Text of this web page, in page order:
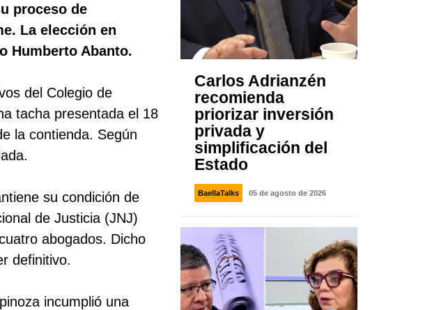
proceso de
La elección en
Humberto Abanto.
del Colegio de
tacha presentada el 18
la contienda. Según
su condición de
de Justicia (JNJ)
abogados. Dicho
definitivo.
incumplió una
Carlos Adrianzén
recomienda
priorizar inversión
privada y
simplificación del
Estado
BaellaTalks 05 de agosto de 2026